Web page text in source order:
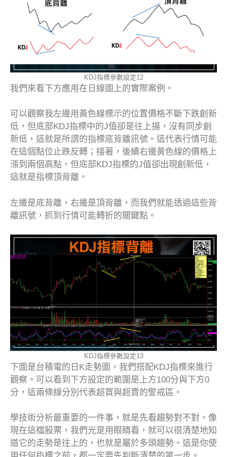
KDJ指標參數設定12
我們來看下方應用在日線圖上的實際案例。
可以觀察我左邊用黃色線標示的位置價格不斷下跌創新
低，但底部KDJ指標中的J值卻是往上揚，沒有同步創
新低，這就是所謂的指標底背離訊號。這代表行情可能
在這個點位止跌反轉；接著，後續右邊黃色線的價格上
漲到兩個高點，但底部KDJ指標的J值卻出現創新低，
這就是指標頂背離。
左邊是底背離，右邊是頂背離，而我們就能透過這些背
離訊號，抓到行情可能轉折的關鍵點。
KDJ指標參數設定13
下圖是台積電的日K走勢圖，我們搭配KDJ指標來進行
觀察。可以看到下方設定的範圍是上方100分與下方0
分，這兩條線分別代表超買與超賣的警戒區。
學技術分析最重要的一件事，就是先看趨勢對不對。像
現在這檔股票，我們光是用眼睛看，就可以很清楚地知
道它的走勢是往上的，也就是屬於多頭趨勢。這是你使